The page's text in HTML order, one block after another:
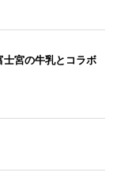
宮の牛乳とコラボ